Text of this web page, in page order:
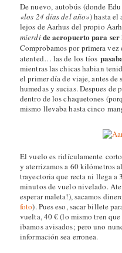
De nuevo, autobús (donde
«los 24 días del año») hasta el
lejos de Aarhus del propio
mierdide aeropuerto para
Comprobamos por primera vez
atented… las de los tíos
mientras las chicas habian
el primer día de viaje, antes de
humedas y sucias. Despues
dentro de los chaquetones
mismo llevaba hasta cinco
El vuelo es ridículamente
y aterrizamos a 60 kilómetros
trayectoria que recta ni llega a
minutos de vuelo nivelado.
esperar maleta!), sacamos
foto). Pues eso, sacar billete
vuelta, 40 € (lo mismo tren
ibamos avisados; pero uno
información sea erronea.